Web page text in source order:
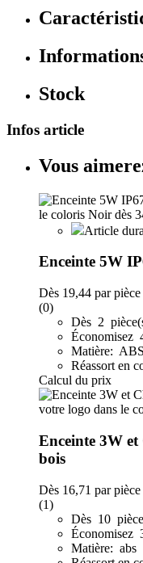
Stock
Infos article
Vous
Article
Enceinte 5W
Dès 19,44 par pièce
(0)
Dès 2
Économisez
Matière:
Réassort en
Calcul du prix
Enceinte 3W
bois
Dès 16,71 par pièce
(1)
Dès 10
Économisez
Matière: abs